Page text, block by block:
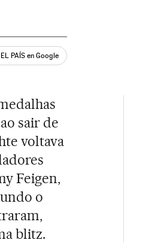
PAÍS en Google
sair de
voltava
Feigen,
o
blitz.